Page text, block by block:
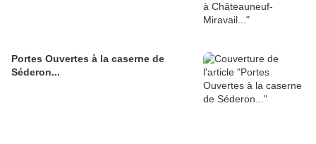
Portes Ouvertes à la caserne de
Séderon...